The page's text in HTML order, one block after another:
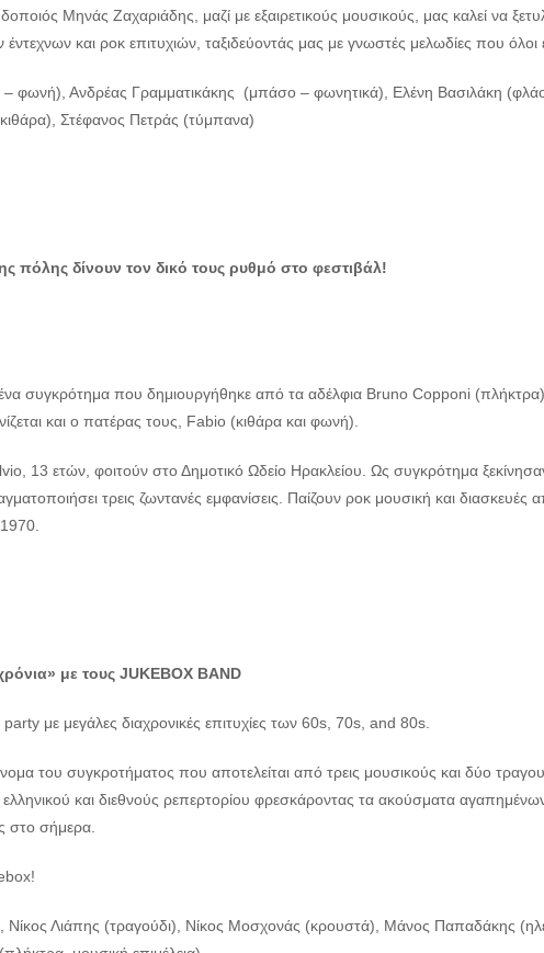
Μηνάς Ζαχαριάδης, μαζί με εξαιρετικούς μουσικούς, μας καλεί να
και ροκ επιτυχιών, ταξιδεύοντάς μας με γνωστές μελωδίες που όλοι
φωνή), Ανδρέας Γραμματικάκης (μπάσο – φωνητικά), Ελένη Βασιλάκη
Στέφανος Πετράς (τύμπανα)
πόλης δίνουν τον δικό τους ρυθμό στο φεστιβάλ!
συγκρότημα που δημιουργήθηκε από τα αδέλφια Bruno Copponi
και ο πατέρας τους, Fabio (κιθάρα και φωνή).
13 ετών, φοιτούν στο Δημοτικό Ωδείο Ηρακλείου. Ως συγκρότημα
τρεις ζωντανές εμφανίσεις. Παίζουν ροκ μουσική και διασκευές
με τους JUKEBOX BAND
με μεγάλες διαχρονικές επιτυχίες των 60s, 70s, and 80s.
του συγκροτήματος που αποτελείται από τρεις μουσικούς και δύο
και διεθνούς ρεπερτορίου φρεσκάροντας τα ακούσματα
στο σήμερα.
Νίκος Λιάπης (τραγούδι), Νίκος Μοσχονάς (κρουστά), Μάνος Παπαδάκης